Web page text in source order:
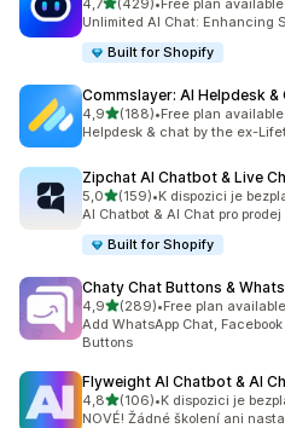
4,7 (429)
Celkový počet recenzí: 429
•Free plan available
Unlimited AI Chat: Enhancing
Built for Shopify
Commslayer: AI Helpdesk &
4,9z 5 hvězd
(188)
Celkový počet recenzí: 188
•Free plan available
Helpdesk & chat by the ex-
Zipchat AI Chatbot & Live
5,0z 5 hvězd
(159)
Celkový počet recenzí: 159
•K dispozici je
AI Chatbot & AI Chat pro
Built for Shopify
Chaty Chat Buttons &
4,9z 5 hvězd
(289)
Celkový počet recenzí: 289
•Free plan available
Add WhatsApp Chat,
Buttons
Flyweight AI Chatbot & AI
4,8z 5 hvězd
(106)
Celkový počet recenzí: 106
•K dispozici je
NOVÉ! Žádné školení ani